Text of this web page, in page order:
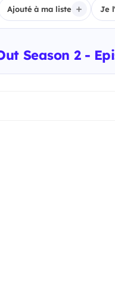
Ajouté à ma liste Je
Season 2 -